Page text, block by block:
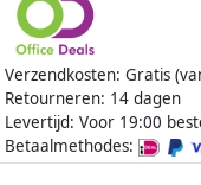
Verzendkosten: Gratis
Retourneren: 14 dagen
Levertijd: Voor 19:00
Betaalmethodes: